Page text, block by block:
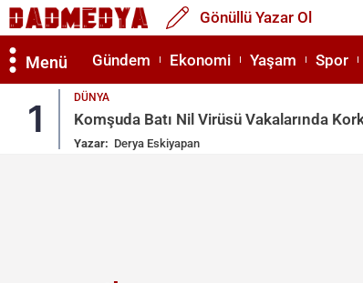
Gönüllü Yazar Ol
Menü Gündem Ekonomi Yaşam Spor
1 DÜNYA
Komşuda Batı Nil Virüsü Vakalarında
Yazar: Derya Eskiyapan